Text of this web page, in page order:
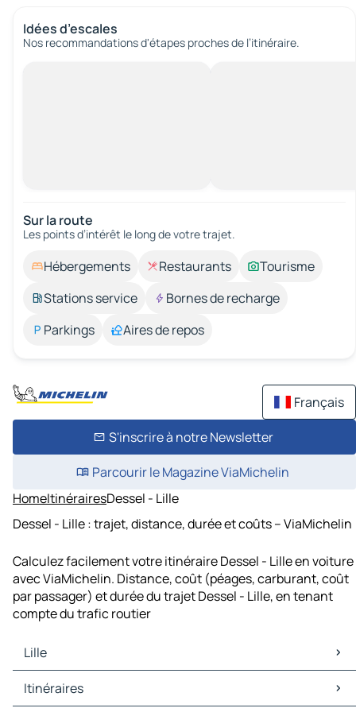
Idées d’escales
Nos recommandations d'étapes proches de l’itinéraire.
Sur la route
Les points d’intérêt le long de votre trajet.
Hébergements Restaurants
Tourisme
Stations service
Bornes de recharge
Parkings
Aires de repos
Français
S'inscrire à notre Newsletter
Parcourir le Magazine ViaMichelin
HomeItinérairesDessel - Lille
Dessel - Lille : trajet, distance, durée et coûts – ViaMichelin
Calculez facilement votre itinéraire Dessel - Lille en voiture
avec ViaMichelin. Distance, coût (péages, carburant, coût
par passager) et durée du trajet Dessel - Lille, en tenant
compte du trafic routier
Lille
Lille Cartes et plans
Lille Trafic
Itinéraires